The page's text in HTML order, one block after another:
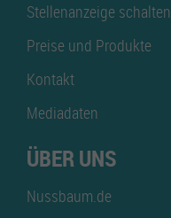
Stellenanzeige schalten
Preise und Produkte
Kontakt
Mediadaten
ÜBER UNS
Nussbaum.de